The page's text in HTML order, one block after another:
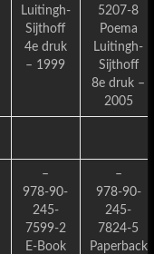
Luitingh-
Sijthoff
4e druk
– 1999
5207-8
Poema
Luitingh-
Sijthoff
8e druk –
2005
–
978-90-
245-
7599-2
E-Book
–
978-90-
245-
7824-5
Paperback